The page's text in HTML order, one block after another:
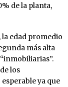
de la planta,
la edad promedio
más alta
los
ya que